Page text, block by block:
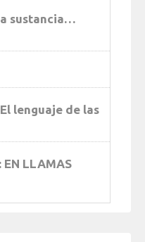
sustancia…
lenguaje de las
EN LLAMAS